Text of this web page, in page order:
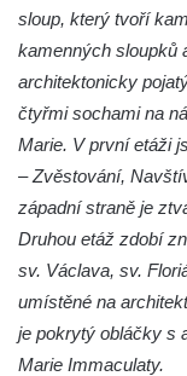
Selendrův
benediktýnů v
Sloup Panny
Metují
Sloup svaté
Teplicích
Sloup
Cítolibech
Sloup
náměstí v
sloup, který tvoří
kamenných sloupků
architektonicky
čtyřmi sochami na
Marie. V první etáži
– Zvěstování,
západní straně je
Druhou etáž zdobí
sv. Václava, sv.
umístěné na
je pokrytý obláčky s
Marie Immaculaty.